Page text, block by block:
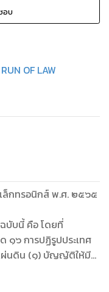
อบ
RUN OF LAW
ล็กทรอนิกส์ พ.ศ. ๒๕๖๕
บับนี้ คือ โดยที่
๑๖ การปฏิรูปประเทศ
แผ่นดิน (๑) บัญญัติให้มี
นการบริหารราชการ